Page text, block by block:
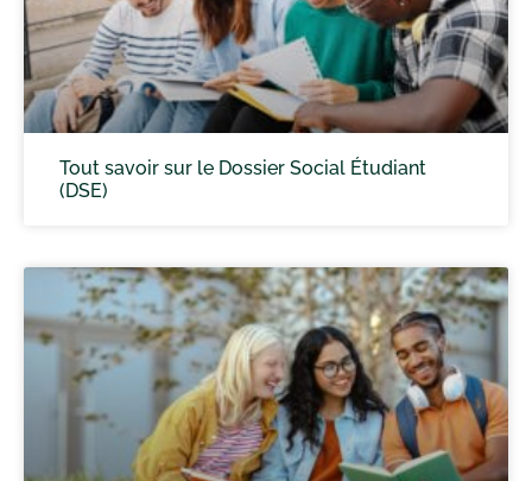
Tout savoir sur le Dossier Social Étudiant
(DSE)